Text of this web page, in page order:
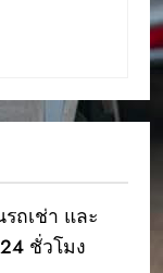
ถเช่า และ
ชั่วโมง